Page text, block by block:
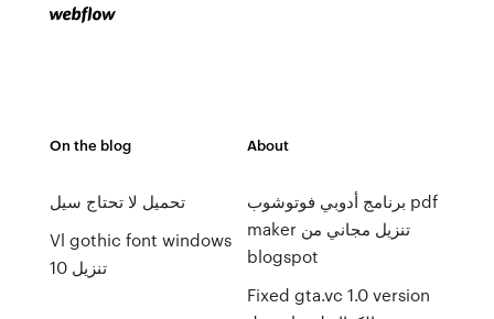
On the blog
تحميل لا تحتاج سيل
Vl gothic font windows
10 تنزيل
About
برنامج أدوبي فوتوشوب pdf
maker تنزيل مجاني من
blogspot
Fixed gta.vc 1.0 version